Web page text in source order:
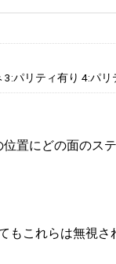
パリティ有り 4:パリ
置にどの面のス
これらは無視さ